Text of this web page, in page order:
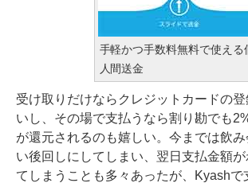
手軽かつ手数料無料で使える
人間送金
受け取りだけならクレジットカードの
いし、その場で支払うなら割り勘でも
が還元されるのも嬉しい。今までは飲
い後回しにしてしまい、翌日支払金額
てしまうことも多々あったが、Kyashで